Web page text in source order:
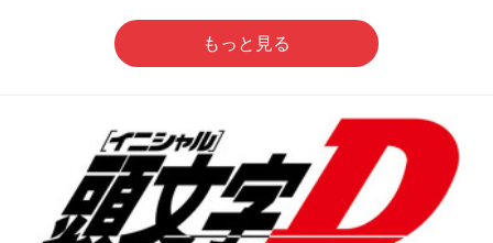
もっと見る